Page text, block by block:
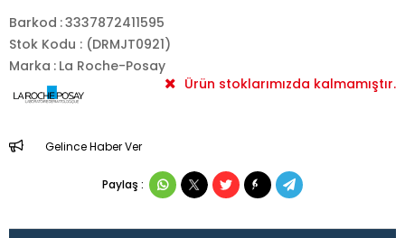
Barkod :3337872411595
Stok Kodu
(DRMJT0921)
Ürün stoklarımızda kalmamıştır.
Marka : La Roche-Posay
Gelince Haber Ver
Paylaş :